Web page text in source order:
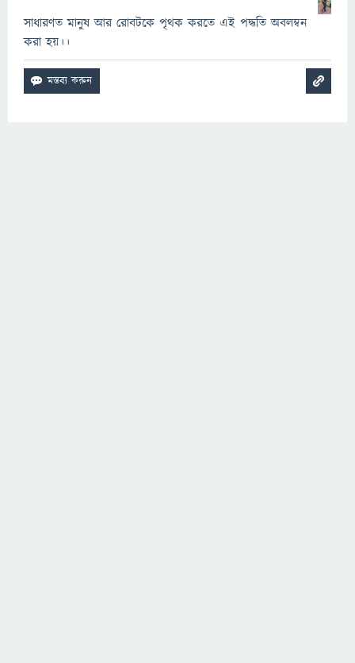
সাধারণত মানুষ আর রোবটকে পৃথক করতে এই পদ্ধতি অবলম্বন
করা হয়।।